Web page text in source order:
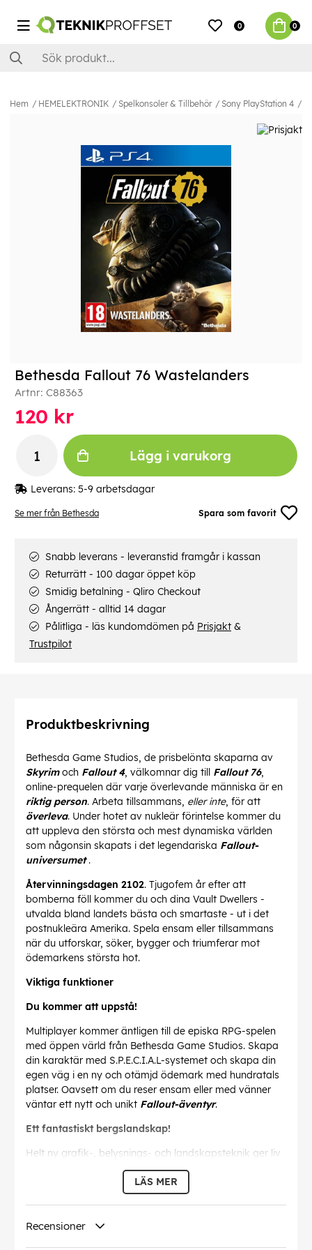
0 0
Hem HEMELEKTRONIK Spelkonsoler & Tillbehör Sony PlayStation 4
Se mer från Bethesda Spara som favorit
Bethesda Fallout 76 Wastelanders
Artnr: C88363
120 kr
Lägg i varukorg
Leverans: 5-9 arbetsdagar
Snabb leverans - leveranstid framgår i kassan
Returrätt - 100 dagar öppet köp
Smidig betalning - Qliro Checkout
Ångerrätt - alltid 14 dagar
Pålitliga - läs kundomdömen på Prisjakt &
Trustpilot
Produktbeskrivning
Bethesda Game Studios, de prisbelönta skaparna av
Skyrimoch Fallout 4, välkomnar dig till Fallout 76,
online-prequelen där varje överlevande människa är en
riktig person. Arbeta tillsammans, eller inte, för att
överleva. Under hotet av nukleär förintelse kommer du
att uppleva den största och mest dynamiska världen
som någonsin skapats i det legendariska Fallout-
universumet.
Återvinningsdagen 2102. Tjugofem år efter att
bomberna föll kommer du och dina Vault Dwellers -
utvalda bland landets bästa och smartaste - ut i det
postnukleära Amerika. Spela ensam eller tillsammans
när du utforskar, söker, bygger och triumferar mot
ödemarkens största hot.
Viktiga funktioner
Du kommer att uppstå!
Multiplayer kommer äntligen till de episka RPG-spelen
med öppen värld från Bethesda Game Studios. Skapa
din karaktär med S.P.E.C.I.A.L-systemet och skapa din
egen väg i en ny och otämjd ödemark med hundratals
platser. Oavsett om du reser ensam eller med vänner
väntar ett nytt och unikt Fallout-äventyr.
Ett fantastiskt bergslandskap!
Helt ny grafik-, belysnings- och landskapsteknik ger liv
åt sex distinkta regioner i West Virginia. Från skogarna i
Appalacherna till de giftigt röda vidderna i Cranberry
Bog, erbjuder varje region sina egna risker och
vackert ut!
LÄS MER
Recensioner